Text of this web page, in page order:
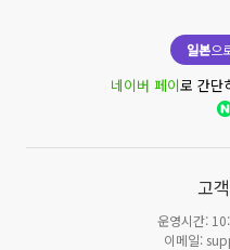
일본으
네이버 페이로 간단
고
운영시간:
이메일: